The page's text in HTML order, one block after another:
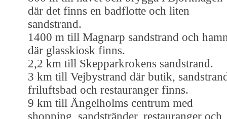
där det finns en badflotte och liten
sandstrand.
1400 m till Magnarp sandstrand och
där glasskiosk finns.
2,2 km till Skepparkrokens sandstrand.
3 km till Vejbystrand där butik,
friluftsbad och restauranger finns.
9 km till Ängelholms centrum med
shopping, sandstränder, restauranger och